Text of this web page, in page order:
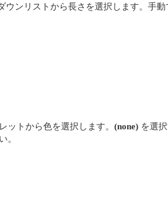
ウンリストから長さを選択します。手
ットから色を選択します。 (none) を選
。